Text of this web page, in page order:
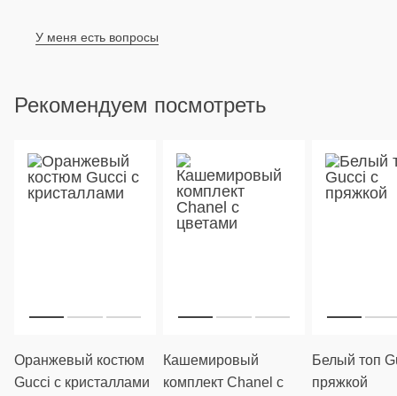
У меня есть вопросы
Рекомендуем посмотреть
Оранжевый костюм
Gucci с кристаллами
Кашемировый
комплект Chanel с
Белый топ
пряжкой